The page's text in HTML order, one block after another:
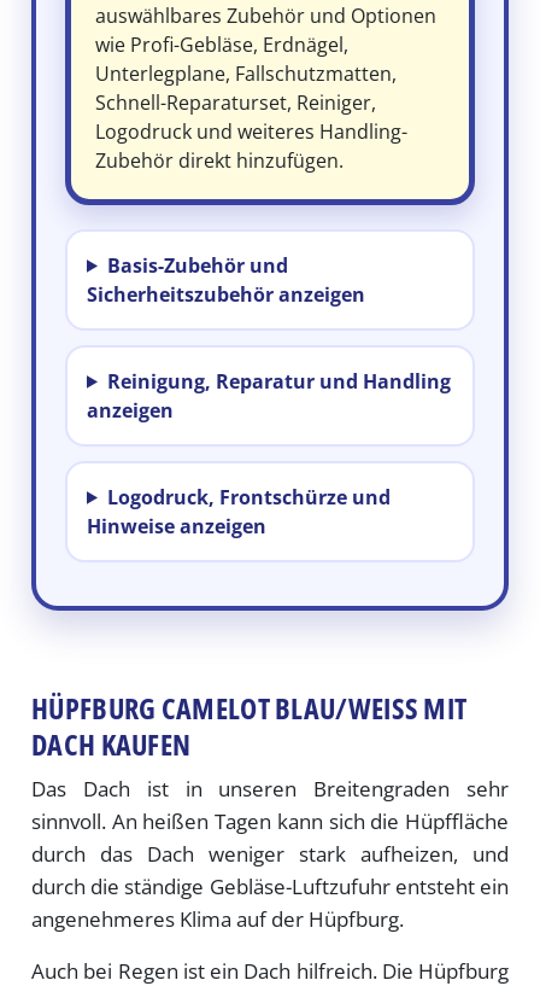
auswählbares Zubehör und Optionen
wie Profi-Gebläse, Erdnägel,
Unterlegplane, Fallschutzmatten,
Schnell-Reparaturset, Reiniger,
Logodruck und weiteres Handling-
Zubehör direkt hinzufügen.
Basis-Zubehör und
Sicherheitszubehör anzeigen
Reinigung, Reparatur und Handling
anzeigen
Logodruck, Frontschürze und
Hinweise anzeigen
HÜPFBURG CAMELOT BLAU/WEISS MIT D
ACH KAUFEN
Das Dach ist in unseren Breitengraden sehr
sinnvoll. An heißen Tagen kann sich die Hüpffläche
durch das Dach weniger stark aufheizen, und
durch die ständige Gebläse-Luftzufuhr entsteht ein
angenehmeres Klima auf der Hüpfburg.
Auch bei Regen ist ein Dach hilfreich. Die Hüpfburg